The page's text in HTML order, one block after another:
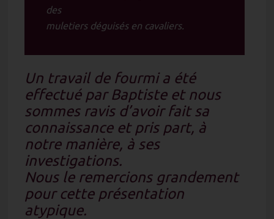
des
muletiers déguisés en cavaliers.
Un travail de fourmi a été
effectué par Baptiste et nous
sommes ravis d’avoir fait sa
connaissance et pris part, à
notre manière, à ses
investigations.
Nous le remercions grandement
pour cette présentation
atypique.